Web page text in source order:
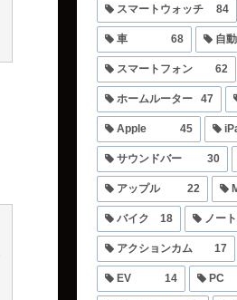
スマートウォッチ 84
車 68 自
スマートフォン 62
ホームルーター 47
Apple 45
サウンドバー 30
アップル 22
バイク 18 ノー
アクションカム 17
EV 14 PC